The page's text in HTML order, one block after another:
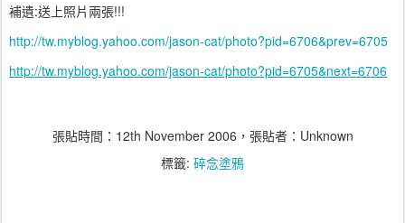
補遺:送上照片兩張!!!
http://tw.myblog.yahoo.com/jason-cat/photo?pid=6706&prev=6705
http://tw.myblog.yahoo.com/jason-cat/photo?pid=6705&next=6706
張貼時間： 12th November 2006 ，張貼者：Unknown
標籤: 碎念塗鴉